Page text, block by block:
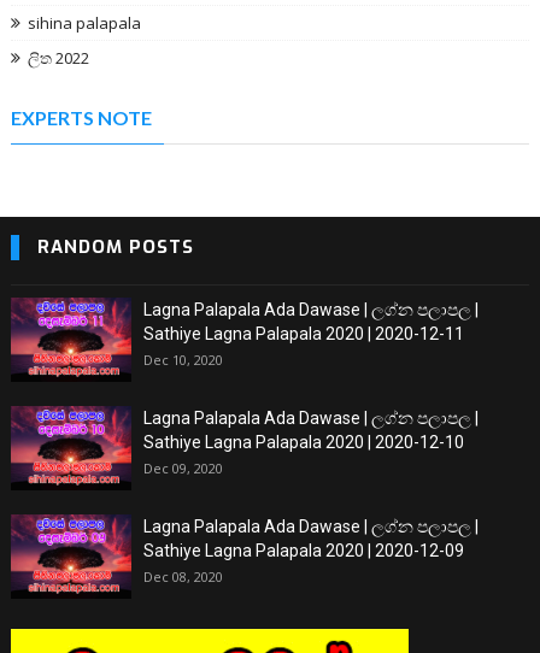
sihina palapala
ලිත 2022
EXPERTS NOTE
RANDOM POSTS
Lagna Palapala Ada Dawase | ලග්න පලාපල |
Sathiye Lagna Palapala 2020 | 2020-12-11
Dec 10, 2020
Lagna Palapala Ada Dawase | ලග්න පලාපල |
Sathiye Lagna Palapala 2020 | 2020-12-10
Dec 09, 2020
Lagna Palapala Ada Dawase | ලග්න පලාපල |
Sathiye Lagna Palapala 2020 | 2020-12-09
Dec 08, 2020